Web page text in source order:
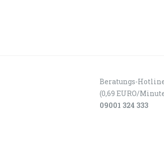
Beratungs-
(0,69 EURO/
09001 324 333